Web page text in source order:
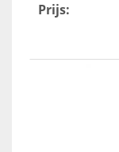
Prijs: